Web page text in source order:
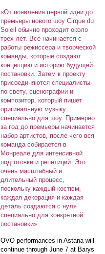
«От появления первой идеи до
премьеры нового шоу Cirque du
Soleil обычно проходит около
трех лет. Все начинается с
работы режиссера и творческой
команды, которые создают
концепцию и историю будущей
постановки. Затем к проекту
присоединяются специалисты
по свету, сценографии и
композитор, который пишет
оригинальную музыку
специально для шоу. Примерно
за год до премьеры начинается
набор артистов, после чего вся
команда собирается в
Монреале для интенсивной
подготовки и репетиций. Это
очень масштабный и
длительный процесс,
поскольку каждый костюм,
каждая декорация и каждая
деталь создаются с нуля
специально для конкретной
постановки».
OVO performances in Astana will
continue through June 7 at Barys